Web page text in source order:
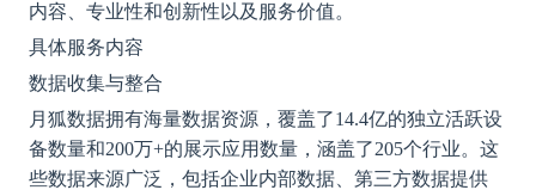
内容、专业性和创新性以及服务价值。
具体服务内容
数据收集与整合
月狐数据拥有海量数据资源，覆盖了14.4亿的独立活跃设
备数量和200万+的展示应用数量，涵盖了205个行业。这
些数据来源广泛，包括企业内部数据、第三方数据提供